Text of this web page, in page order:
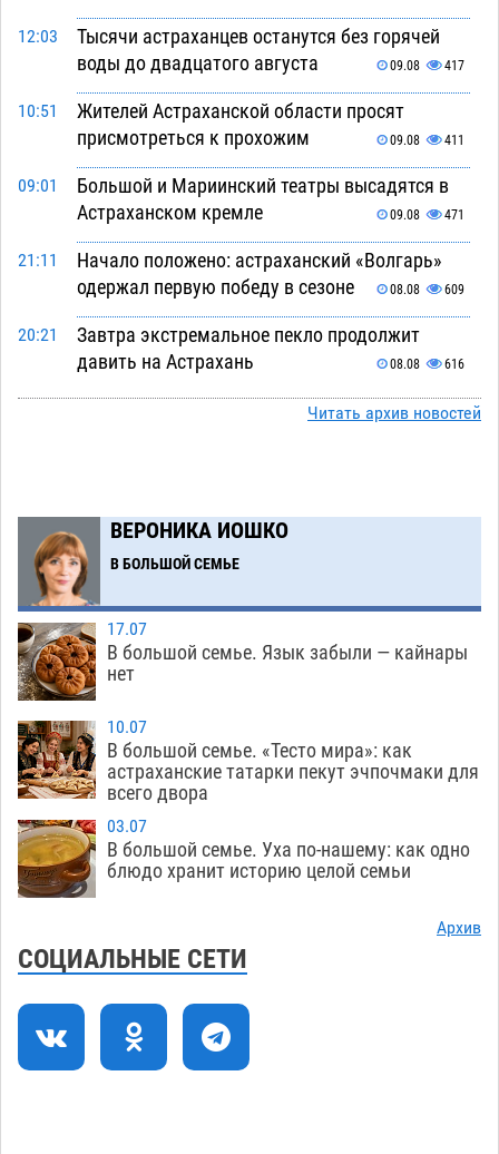
12:03
Тысячи астраханцев останутся без горячей
воды до двадцатого августа
09.08 417
10:51
Жителей Астраханской области просят
присмотреться к прохожим
09.08 411
09:01
Большой и Мариинский театры высадятся в
Астраханском кремле
09.08 471
21:11
Начало положено: астраханский «Волгарь»
одержал первую победу в сезоне
08.08 609
20:21
Завтра экстремальное пекло продолжит
давить на Астрахань
08.08 616
В Астраханских больницах открываются
крупной партии прегабалина
08.08 582
16:58
Игорь Мартынов вручил награды тренерам и
учителям физкультуры Камызякского района
08.08 415
15:32
Ветеран из Астрахани отметил столетний
юбилей
14:19
Погибший на Донбассе волонтер из Астрахани
стал героем мурала
08.08 594
Подросток, перебегавший дорогу вне
перехода, попал под колеса авто в Астрахани
08.08
10:51
Фаворитская ноша: астраханские
гандболисты крупно проиграли пермякам
Читать архив новостей
ВЕРОНИКА ИОШКО
В БОЛЬШОЙ СЕМЬЕ
17.07
В большой семье. Язык забыли — кайнары
нет
10.07
В большой семье. «Тесто мира»: как
астраханские татарки пекут эчпочмаки для
всего двора
03.07
В большой семье. Уха по-нашему: как одно
блюдо хранит историю целой семьи
Архив
СОЦИАЛЬНЫЕ СЕТИ